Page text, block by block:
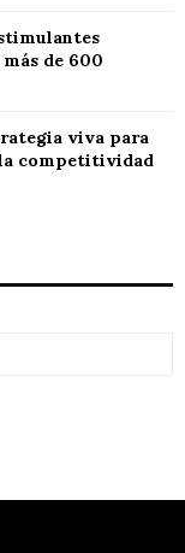
de 600
viva para
competitividad